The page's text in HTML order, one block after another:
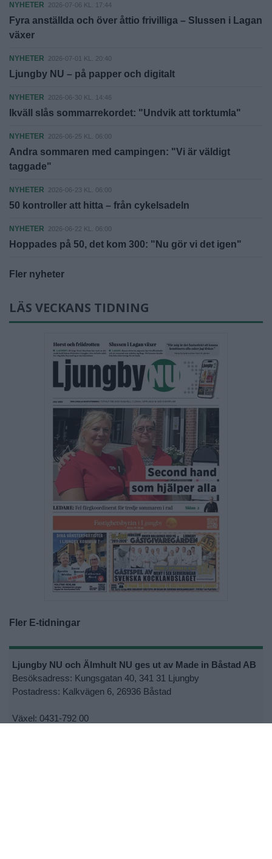
NYHETER 2026-07-06 KL. 17:44
Fyra anställda och över åttio frivilliga – Slussen i Lagan
växer
NYHETER 2026-07-01 KL. 20:40
Ljungby NU – på papper och digitalt
NYHETER 2026-06-30 KL. 14:46
Ikväll slås sommarrekordet: "Undvik att torktumla"
NYHETER 2026-06-25 KL. 06:00
Andra sommaren med campingen: "Vi är väldigt
taggade"
NYHETER 2026-06-23 KL. 06:00
50 kontroller att hitta – från cykelsadeln
NYHETER 2026-06-22 KL. 06:00
Hoppades på 50, det kom 300: "Nu gör vi det igen"
Fler nyheter
LÄS VECKANS TIDNING
Fler E-tidningar
Ljungby NU och Älmhult NU ges ut av Made in Båstad AB
Besöksadress: Kungsgatan 40, 341 31 Ljungby
Postadress: Kalkvägen 6, 26936 Båstad
Växel: 0431-792 00